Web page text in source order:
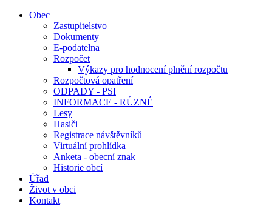
Obec
Zastupitelstvo
Dokumenty
E-podatelna
Rozpočet
Výkazy pro hodnocení plnění rozpočtu
Rozpočtová opatření
ODPADY - PSI
INFORMACE - RŮZNÉ
Lesy
Hasiči
Registrace návštěvníků
Virtuální prohlídka
Anketa - obecní znak
Historie obcí
Úřad
Život v obci
Kontakt